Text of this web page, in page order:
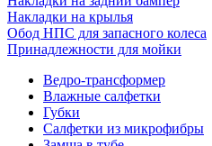
Накладки на крылья
Обод НПС для запасного колеса
Принадлежности для мойки
Ведро-трансформер
Влажные салфетки
Губки
Салфетки из микрофибры